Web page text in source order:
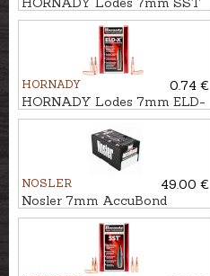
9,0g/139gr
HORNADY
0.74 €
HORNADY Lodes 7mm ELD-
X HUNTING 11,3g/175gr
NOSLER
49.00 €
Nosler 7mm AccuBond
9,1g/140gr